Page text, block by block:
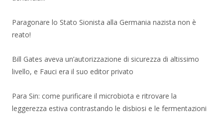
Paragonare lo Stato Sionista alla Germania nazista non è
reato!
Bill Gates aveva un’autorizzazione di sicurezza di altissimo
livello, e Fauci era il suo editor privato
Para Sin: come purificare il microbiota e ritrovare la
leggerezza estiva contrastando le disbiosi e le fermentazioni